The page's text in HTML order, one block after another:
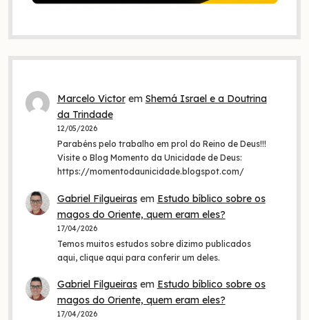
Marcelo Victorem Shemá Israel e a Doutrina
da Trindade
12/05/2026
Parabéns pelo trabalho em prol do Reino de Deus!!!
Visite o Blog Momento da Unicidade de Deus:
https://momentodaunicidade.blogspot.com/
Gabriel Filgueirasem Estudo bíblico sobre os
magos do Oriente, quem eram eles?
17/04/2026
Temos muitos estudos sobre dízimo publicados
aqui, clique aqui para conferir um deles.
Gabriel Filgueirasem Estudo bíblico sobre os
magos do Oriente, quem eram eles?
17/04/2026